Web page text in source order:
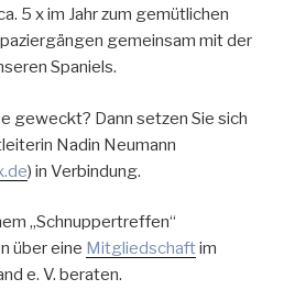
5 x im Jahr zum gemütlichen
gemeinsam mit der
Spaniels.
geweckt? Dann setzen Sie sich
Nadin Neumann
) in Verbindung.
„Schnuppertreffen“
über eine Mitgliedschaftim
e. V. beraten.